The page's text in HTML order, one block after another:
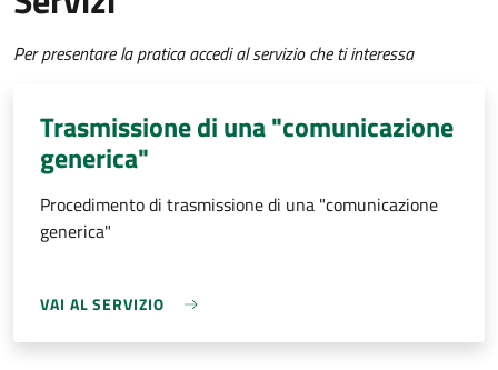
Per presentare la pratica accedi al servizio che ti interessa
Trasmissione di una "comunicazione
generica"
Procedimento di trasmissione di una "comunicazione
generica"
VAI AL SERVIZIO